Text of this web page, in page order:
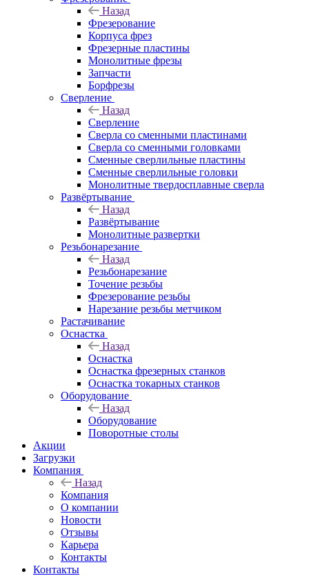
Назад
Фрезерование
Корпуса фрез
Фрезерные пластины
Монолитные фрезы
Запчасти
Борфрезы
Сверление
Назад
Сверление
Сверла со сменными пластинами
Сверла со сменными головками
Сменные сверлильные пластины
Сменные сверлильные головки
Монолитные твердосплавные сверла
Развёртывание
Назад
Развёртывание
Монолитные развертки
Резьбонарезание
Назад
Резьбонарезание
Точение резьбы
Фрезерование резьбы
Нарезание резьбы метчиком
Растачивание
Оснастка
Назад
Оснастка
Оснастка фрезерных станков
Оснастка токарных станков
Оборудование
Назад
Оборудование
Поворотные столы
Акции
Загрузки
Компания
Назад
Компания
О компании
Новости
Отзывы
Карьера
Контакты
Контакты